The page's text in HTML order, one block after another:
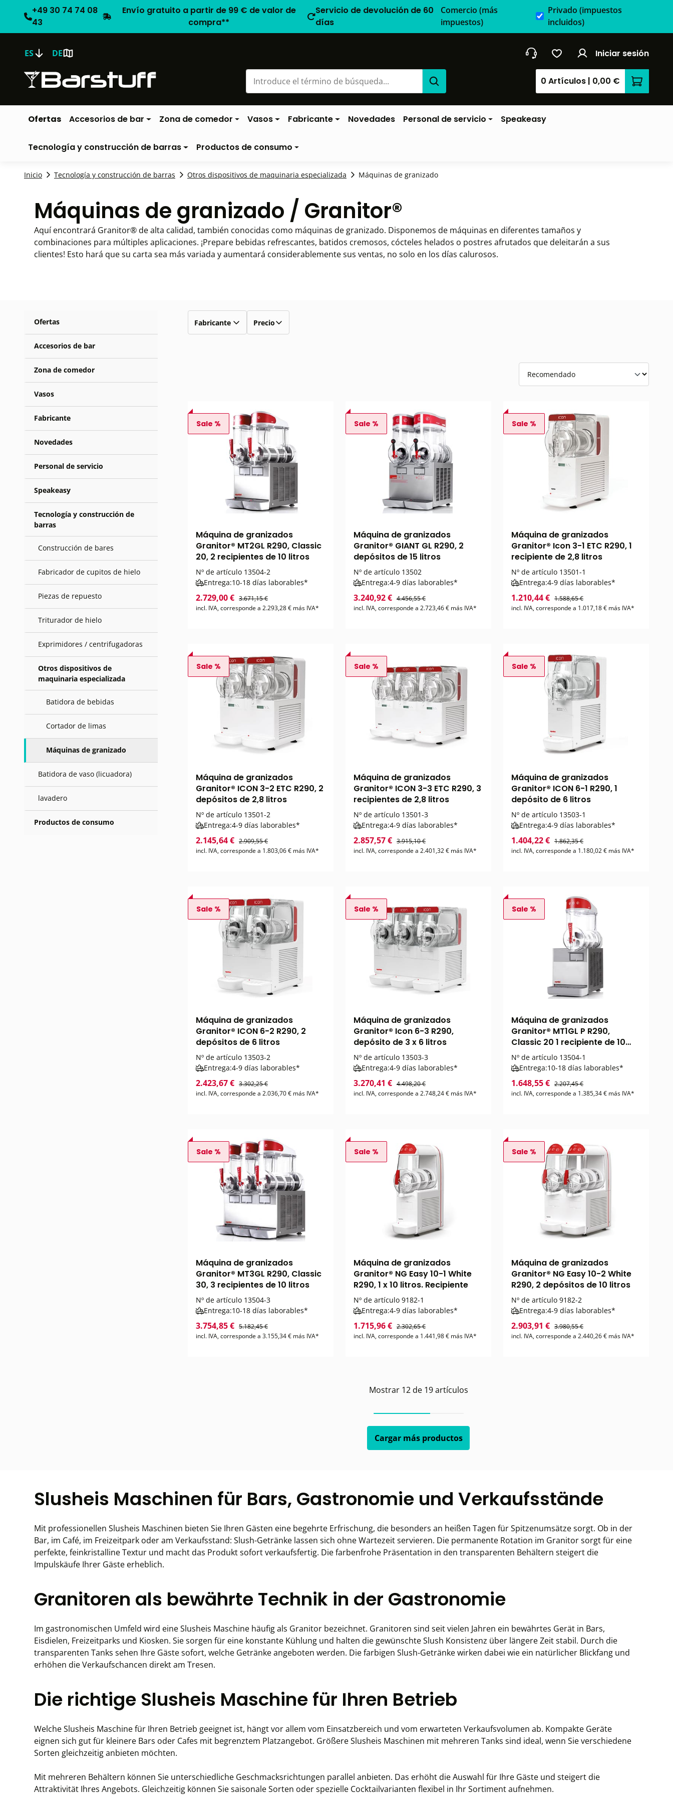
+49 30 74 74 08
43
Envío gratuito a partir de 99 € de valor de
compra**
Servicio de devolución de 60
días
Comercio (más
impuestos)
Privado (impuestos
incluidos)
ES DE Iniciar sesión
0 Artículos | 0,00 € El
Ofertas Accesorios de bar Zona de comedor Vasos Fabricante Novedades Personal de servicio Speakeasy
Tecnología y construcción de barras Productos de consumo
Inicio Tecnología y construcción de barras Otros dispositivos de maquinaria especializada Máquinas de granizado
Máquinas de granizado / Granitor®
Aquí encontrará Granitor® de alta calidad, también conocidas como máquinas de granizado. Disponemos de máquinas en diferentes tamaños y
combinaciones para múltiples aplicaciones. ¡Prepare bebidas refrescantes, batidos cremosos, cócteles helados o postres afrutados que deleitarán a sus
clientes! Esto hará que su carta sea más variada y aumentará considerablemente sus ventas, no solo en los días calurosos.
Ofertas
Accesorios de bar
Zona de comedor
Vasos
Fabricante
Novedades
Personal de servicio
Speakeasy
Tecnología y construcción de
barras
Construcción de bares
Fabricador de cupitos de hielo
Piezas de repuesto
Triturador de hielo
Exprimidores / centrifugadoras
Otros dispositivos de
maquinaria especializada
Batidora de bebidas
Cortador de limas
Máquinas de granizado
Batidora de vaso (licuadora)
lavadero
Productos de consumo
Fabricante Precio
Sale %
Máquina de granizados
Granitor® MT2GL R290, Classic
20, 2 recipientes de 10 litros
Nº de artículo 13504-2
Entrega:10-18 días laborables*
2.729,00 € 3.671,15 €
incl. IVA, corresponde a 2.293,28 € más IVA*
Sale %
Máquina de granizados
Granitor® GIANT GL R290, 2
depósitos de 15 litros
Nº de artículo13502
Entrega:4-9 días laborables*
3.240,92 € 4.456,55 €
incl. IVA, corresponde a 2.723,46 € más IVA*
Sale %
Máquina de granizados
Granitor® Icon 3-1 ETC R290, 1
recipiente de 2,8 litros
Nº de artículo13501-1
Entrega:4-9 días laborables*
1.210,44 € 1.588,65 €
incl. IVA, corresponde a 1.017,18 € más IVA*
Sale %
Máquina de granizados
Granitor® ICON 3-2 ETC R290, 2
depósitos de 2,8 litros
Nº de artículo 13501-2
Entrega:4-9 días laborables*
2.145,64 € 2.909,55 €
incl. IVA, corresponde a 1.803,06 € más IVA*
Sale %
Máquina de granizados
Granitor® ICON 3-3 ETC R290, 3
recipientes de 2,8 litros
Nº de artículo13501-3
Entrega:4-9 días laborables*
2.857,57 € 3.915,10 €
incl. IVA, corresponde a 2.401,32 € más IVA*
Sale %
Máquina de granizados
Granitor® ICON 6-1 R290, 1
depósito de 6 litros
Nº de artículo13503-1
Entrega:4-9 días laborables*
1.404,22 € 1.862,35 €
incl. IVA, corresponde a 1.180,02 € más IVA*
Sale %
Máquina de granizados
Granitor® ICON 6-2 R290, 2
depósitos de 6 litros
Nº de artículo 13503-2
Entrega:4-9 días laborables*
2.423,67 € 3.302,25 €
incl. IVA, corresponde a 2.036,70 € más IVA*
Sale %
Máquina de granizados
Granitor® Icon 6-3 R290,
depósito de 3 x 6 litros
Nº de artículo13503-3
Entrega:4-9 días laborables*
3.270,41 € 4.498,20 €
incl. IVA, corresponde a 2.748,24 € más IVA*
Sale %
Máquina de granizados
Granitor® MT1GL P R290,
Classic 20 1 recipiente de 10
litros
Nº de artículo13504-1
Entrega:10-18 días laborables*
1.648,55 € 2.207,45 €
incl. IVA, corresponde a 1.385,34 € más IVA*
Sale %
Máquina de granizados
Granitor® MT3GL R290, Classic
30, 3 recipientes de 10 litros
Nº de artículo 13504-3
Entrega:10-18 días laborables*
3.754,85 € 5.182,45 €
incl. IVA, corresponde a 3.155,34 € más IVA*
Sale %
Máquina de granizados
Granitor® NG Easy 10-1 White
R290, 1 x 10 litros. Recipiente
Nº de artículo9182-1
Entrega:4-9 días laborables*
1.715,96 € 2.302,65 €
incl. IVA, corresponde a 1.441,98 € más IVA*
Sale %
Máquina de granizados
Granitor® NG Easy 10-2 White
R290, 2 depósitos de 10 litros
Nº de artículo9182-2
Entrega:4-9 días laborables*
2.903,91 € 3.980,55 €
incl. IVA, corresponde a 2.440,26 € más IVA*
Mostrar 12de 19artículos
Cargar más productos
Slusheis Maschinen für Bars, Gastronomie und Verkaufsstände
Mit professionellen Slusheis Maschinen bieten Sie Ihren Gästen eine begehrte Erfrischung, die besonders an heißen Tagen für Spitzenumsätze sorgt. Ob in der
Bar, im Café, im Freizeitpark oder am Verkaufsstand: Slush-Getränke lassen sich ohne Wartezeit servieren. Die permanente Rotation im Granitor sorgt für eine
perfekte, feinkristalline Textur und macht das Produkt sofort verkaufsfertig. Die farbenfrohe Präsentation in den transparenten Behältern steigert die
Impulskäufe Ihrer Gäste erheblich.
Granitoren als bewährte Technik in der Gastronomie
Im gastronomischen Umfeld wird eine Slusheis Maschine häufig als Granitor bezeichnet. Granitoren sind seit vielen Jahren ein bewährtes Gerät in Bars,
Eisdielen, Freizeitparks und Kiosken. Sie sorgen für eine konstante Kühlung und halten die gewünschte Slush Konsistenz über längere Zeit stabil. Durch die
transparenten Tanks sehen Ihre Gäste sofort, welche Getränke angeboten werden. Die farbigen Slush-Getränke wirken dabei wie ein natürlicher Blickfang und
erhöhen die Verkaufschancen direkt am Tresen.
Die richtige Slusheis Maschine für Ihren Betrieb
Welche Slusheis Maschine für Ihren Betrieb geeignet ist, hängt vor allem vom Einsatzbereich und vom erwarteten Verkaufsvolumen ab. Kompakte Geräte
eignen sich gut für kleinere Bars oder Cafes mit begrenztem Platzangebot. Größere Slusheis Maschinen mit mehreren Tanks sind ideal, wenn Sie verschiedene
Sorten gleichzeitig anbieten möchten.
Mit mehreren Behältern können Sie unterschiedliche Geschmacksrichtungen parallel anbieten. Das erhöht die Auswahl für Ihre Gäste und steigert die
Attraktivität Ihres Angebots. Gleichzeitig können Sie saisonale Sorten oder spezielle Cocktailvarianten flexibel in Ihr Sortiment aufnehmen.